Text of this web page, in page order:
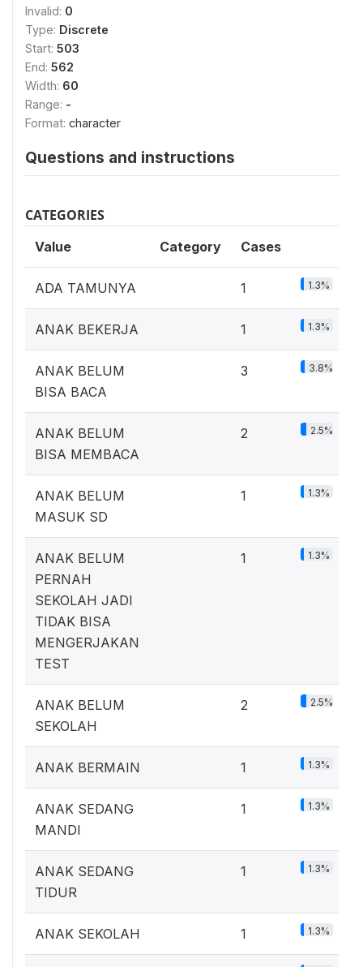
Invalid: 0
Type: Discrete
Start: 503
End: 562
Width: 60
Range: -
Format: character
Questions and instructions
CATEGORIES
Value Category Cases
ADA TAMUNYA 1 1.3%
ANAK BEKERJA 1 1.3%
ANAK BELUM
BISA BACA
3 3.8%
ANAK BELUM
BISA MEMBACA
2 2.5%
ANAK BELUM
MASUK SD
1 1.3%
ANAK BELUM
PERNAH
SEKOLAH JADI
TIDAK BISA
MENGERJAKAN
TEST
1 1.3%
ANAK BELUM
SEKOLAH
2 2.5%
ANAK BERMAIN 1 1.3%
ANAK SEDANG
MANDI
1 1.3%
ANAK SEDANG
TIDUR
1 1.3%
ANAK SEKOLAH 1 1.3%